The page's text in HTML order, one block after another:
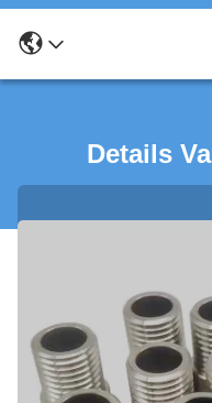
Details